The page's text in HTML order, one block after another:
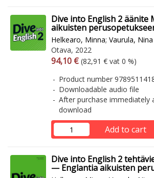
Dive into English 2 äänite
aikuisten
Helkearo, Minna; Vaurula, Nina
Otava, 2022
Arvonlisäverollinen hinta
94,10 € Excl. vat
(82,91 € vat 0 %)
Product number
Downloadable audio file
After purchase immediately
download
Add to cart
Dive into English 2
— Englantia aikuisten